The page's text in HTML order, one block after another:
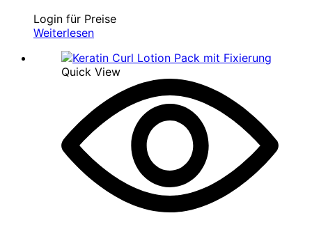
Login für Preise
Weiterlesen
Quick View